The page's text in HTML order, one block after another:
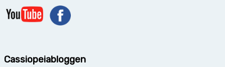
Cassiopeiabloggen